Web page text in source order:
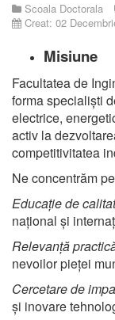
Scoala Doctorala
Creat: 02
Misiune
Facultatea de
forma specialiști
electrice,
activ la
competitivitatea
Ne concentrăm
Educație de
național și
Relevanță
nevoilor pieței
Cercetare de
și inovare